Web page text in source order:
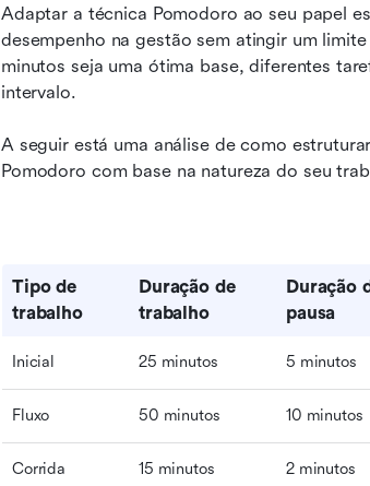
Adaptar a técnica Pomodoro ao seu papel
desempenho na gestão sem atingir um
minutos seja uma ótima base, diferentes
intervalo.
A seguir está uma análise de como
Pomodoro com base na natureza do seu
Tipo de
trabalho
Duração de
trabalho
Duração
pausa
Inicial 25 minutos 5 minutos
Fluxo 50 minutos 10 minutos
Corrida 15 minutos 2 minutos